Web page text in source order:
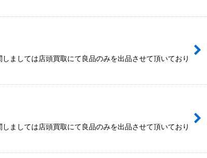
ましては店頭買取にて良品のみを出品させて頂いており
ましては店頭買取にて良品のみを出品させて頂いており